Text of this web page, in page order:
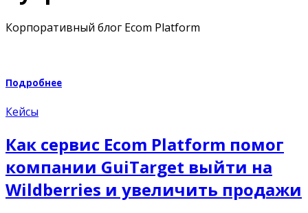
Корпоративный блог Ecom Platform
Подробнее
Кейсы
Как сервис Ecom Platform помог
компании GuiTarget выйти на
Wildberries и увеличить продажи